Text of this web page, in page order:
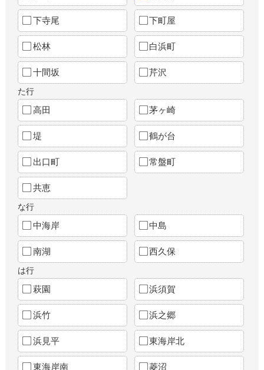
下寺尾 下町屋
松林 白浜町
十間坂 芹沢
た行
高田 茅ヶ崎
堤 鶴が台
出口町 常盤町
共恵
な行
中海岸 中島
南湖 西久保
は行
萩園 浜須賀
浜竹 浜之郷
浜見平 東海岸北
東海岸南 菱沼